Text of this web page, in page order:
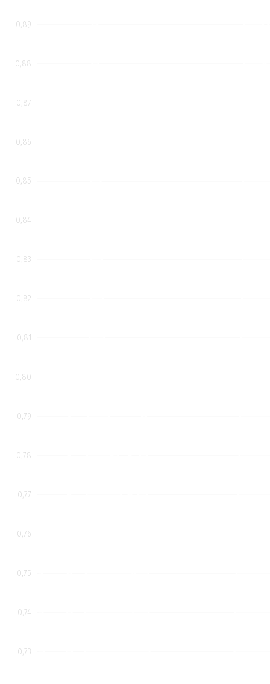
0,86
0,74
0,76
0,78
0,80
0,82
0,84
0,85
0,83
0,81
0,79
0,77
0,75
0,73
0,87
0,88
0,89